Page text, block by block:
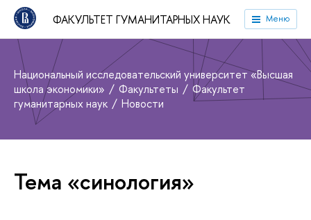
ФАКУЛЬТЕТ ГУМАНИТАРНЫХ НАУК Меню
Национальный исследовательский университет «Высшая
школа экономики»
Факультеты
Факультет
гуманитарных наук
Новости
Тема «синология»